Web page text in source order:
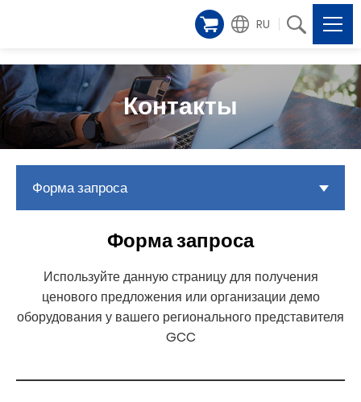
RU
Контакты
Форма запроса
Форма запроса
Используйте данную страницу для получения
ценового предложения или организации демо
оборудования у вашего регионального представителя
GCC